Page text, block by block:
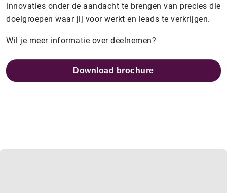
innovaties onder de aandacht te brengen van precies die
doelgroepen waar jij voor werkt en leads te verkrijgen.
Wil je meer informatie over deelnemen?
Download brochure